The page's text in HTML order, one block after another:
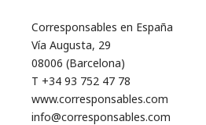
Corresponsables en España
Vía Augusta, 29
08006 (Barcelona)
T +34 93 752 47 78
www.corresponsables.com
info@corresponsables.com